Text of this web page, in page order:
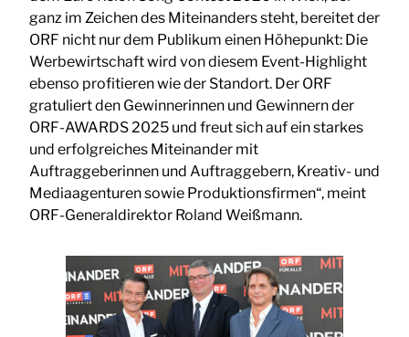
ganz im Zeichen des Miteinanders steht, bereitet der
ORF nicht nur dem Publikum einen Höhepunkt: Die
Werbewirtschaft wird von diesem Event-Highlight
ebenso profitieren wie der Standort. Der ORF
gratuliert den Gewinnerinnen und Gewinnern der
ORF-AWARDS 2025 und freut sich auf ein starkes
und erfolgreiches Miteinander mit
Auftraggeberinnen und Auftraggebern, Kreativ- und
Mediaagenturen sowie Produktionsfirmen“, meint
ORF-Generaldirektor Roland Weißmann.